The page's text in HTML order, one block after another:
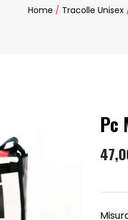
Home / Tracolle Unisex
Pc